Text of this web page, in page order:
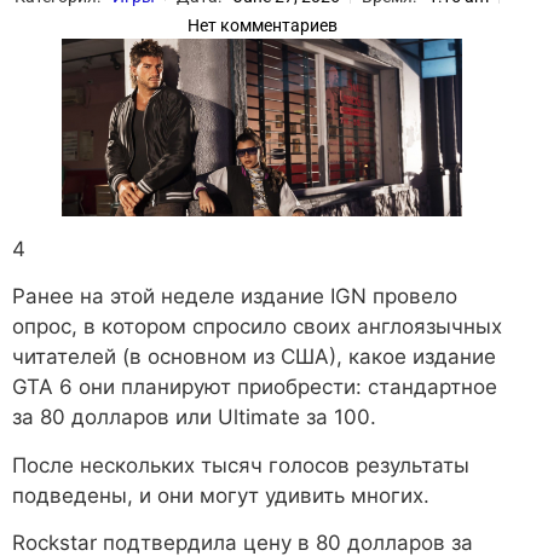
Нет комментариев
4
Ранее на этой неделе издание IGN провело
опрос, в котором спросило своих англоязычных
читателей (в основном из США), какое издание
GTA 6 они планируют приобрести: стандартное
за 80 долларов или Ultimate за 100.
После нескольких тысяч голосов результаты
подведены, и они могут удивить многих.
Rockstar подтвердила цену в 80 долларов за